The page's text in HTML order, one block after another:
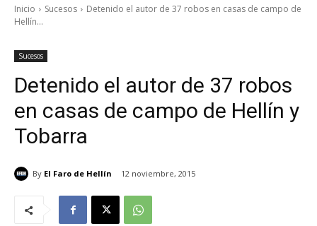
Inicio Sucesos
Detenido el autor de 37 robos en casas de campo de
Hellín...
Sucesos
Detenido el autor de 37 robos
en casas de campo de Hellín y
Tobarra
By El Faro de Hellín 12 noviembre, 2015